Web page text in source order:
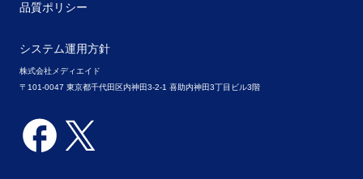
株式会社メディエイド
〒101-0047 東京都千代田区内神田3-2-1 喜助内神田3丁目ビル3階
品質ポリシー
システム運用方針